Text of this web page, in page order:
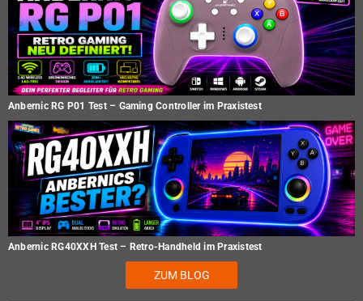
Anbernic RG P01 Test – Gaming Controller im Praxistest
Anbernic RG40XXH Test – Retro-Handheld im Praxistest
ZUM BLOG